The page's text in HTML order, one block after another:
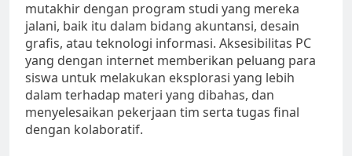
mutakhir dengan program studi yang mereka
jalani, baik itu dalam bidang akuntansi, desain
grafis, atau teknologi informasi. Aksesibilitas PC
yang dengan internet memberikan peluang para
siswa untuk melakukan eksplorasi yang lebih
dalam terhadap materi yang dibahas, dan
menyelesaikan pekerjaan tim serta tugas final
dengan kolaboratif.